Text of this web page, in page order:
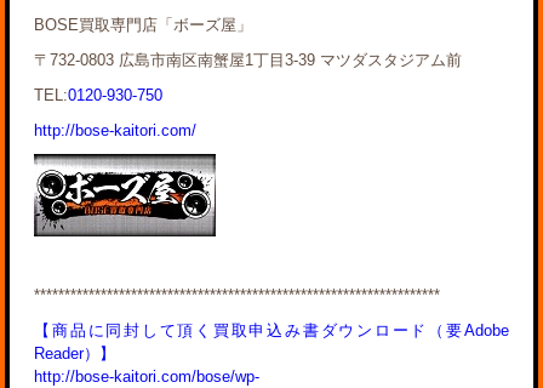
BOSE買取専門店「ボーズ屋」
〒732-0803 広島市南区南蟹屋1丁目3-39 マツダスタジアム前
TEL:0120-930-750
http://bose-kaitori.com/
*******************************************************************
【商品に同封して頂く買取申込み書ダウンロード（要Adobe
Reader）】
http://bose-kaitori.com/bose/wp-